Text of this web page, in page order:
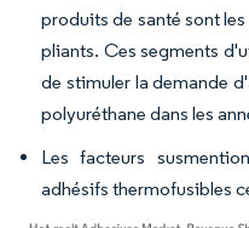
produits de santé sont
pliants. Ces segments
de stimuler la demande
polyuréthane dans les
Les facteurs
adhésifs thermofusibles